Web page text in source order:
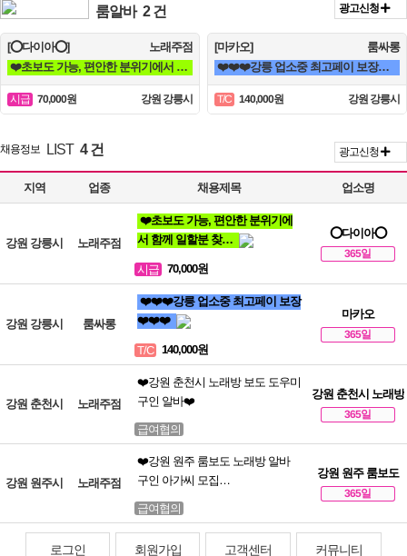
룸알바 2 건 광고신청
[⭕다이아⭕]
노래주점
❤️초보도 가능, 편안한 분위기에서 함께 일할분 찾습니다❤️
시급 70,000원 강원 강릉시
[마카오]
룸싸롱
❤️❤️❤️강릉 업소중 최고페이 보장❤️❤️❤️
T/C 140,000원 강원 강릉시
채용정보 LIST 4 건 광고신청
지역 업종 채용제목 업소명
강원 강릉시 노래주점
❤️초보도 가능, 편안한 분위기에
서 함께 일할분 찾…
시급 70,000원
⭕다이아⭕
365일
강원 강릉시 룸싸롱
❤️❤️❤️강릉 업소중 최고페이 보장
❤️❤️❤️
T/C 140,000원
마카오
365일
강원 춘천시 노래주점
❤️강원 춘천시 노래방 보도 도우미
구인 알바❤️
급여협의
강원 춘천시 노래방
365일
강원 원주시 노래주점
❤️강원 원주 룸보도 노래방 알바
구인 아가씨 모집…
급여협의
강원 원주 룸보도
365일
로그인 회원가입 고객센터 커뮤니티